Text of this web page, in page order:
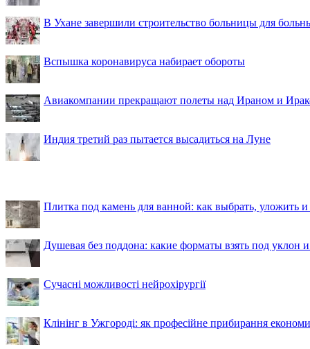
В Ухане завершили строительство больницы для
Вспышка коронавируса набирает обороты
Авиакомпании прекращают полеты над Ираном и
Индия третий раз пытается высадиться на Луне
Плитка под камень для ванной: как выбрать, уложить
Душевая без поддона: какие форматы взять под уклон
Сучасні можливості нейрохірургії
Клінінг в Ужгороді: як професійне прибирання